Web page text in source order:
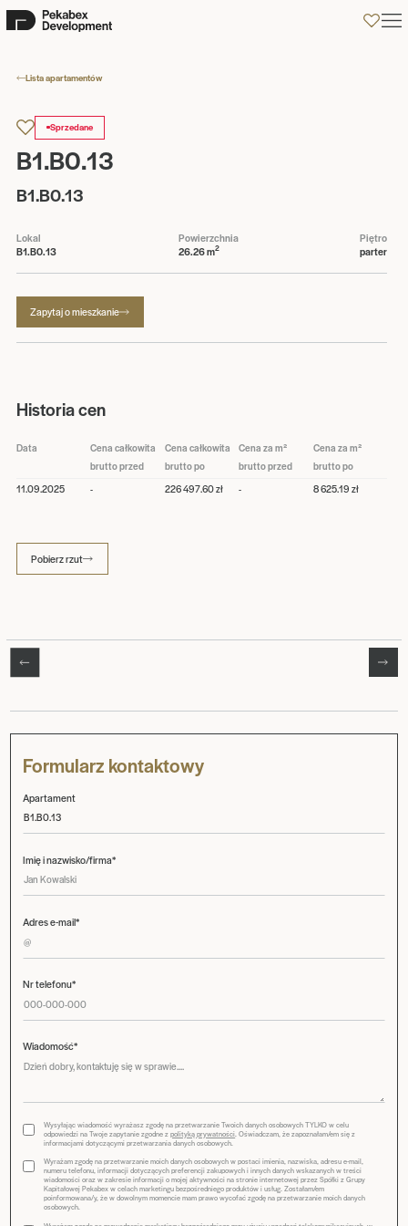
0
Lista apartamentów
Sprzedane
B1.B0.13
B1.B0.13
Lokal
B1.B0.13
Powierzchnia
26.26 m2
Piętro
parter
Zapytaj o mieszkanie
Historia cen
Data
Cena całkowita
brutto przed
Cena całkowita
brutto po
Cena za m²
brutto przed
Cena za m²
brutto po
11.09.2025
- 226 497.60 zł - 8 625.19 zł
Pobierz rzut
Formularz kontaktowy
Apartament
Imię i nazwisko/firma*
Adres e-mail*
Nr telefonu*
Wiadomość*
Wysyłając wiadomość wyrażasz zgodę na przetwarzanie Twoich danych osobowych TYLKO w celu
odpowiedzi na Twoje zapytanie zgodne zpolityką prywatności . Oświadczam, że zapoznałam/em się z
informacjami dotyczącymi przetwarzania danych osobowych.
Wyrażam zgodę na przetwarzanie moich danych osobowych w postaci imienia, nazwiska, adresu e-mail,
numeru telefonu, informacji dotyczących preferencji zakupowych i innych danych wskazanych w treści
wiadomości oraz w zakresie informacji o mojej aktywności na stronie internetowej przez Spółki z Grupy
Kapitałowej Pekabex w celach marketingu bezpośredniego produktów i usług. Zostałam/em
poinformowana/y, że w dowolnym momencie mam prawo wycofać zgodę na przetwarzanie moich danych
osobowych.